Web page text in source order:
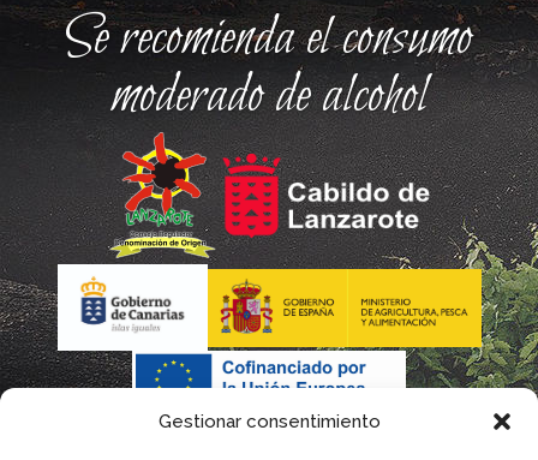
Gestionar consentimiento
Se recomienda el consumo
moderado de alcohol